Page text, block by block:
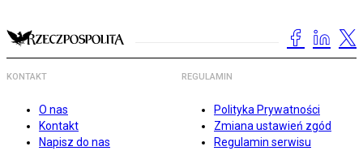
KONTAKT
O nas
Kontakt
Napisz do nas
REGULAMIN
Polityka Prywatności
Zmiana ustawień zgód
Regulamin serwisu